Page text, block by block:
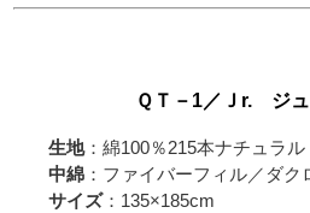
ＱＴ－1／Ｊr. ジ
生地：綿100％215本ナチュラル
中綿 ：ファイバーフィル／ダ
サイズ：135×185cm